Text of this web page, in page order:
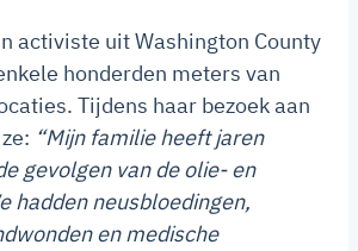
activiste uit Washington County
honderden meters van
Tijdens haar bezoek aan
“Mijn familie heeft jaren
gevolgen van de olie- en
hadden neusbloedingen,
en medische